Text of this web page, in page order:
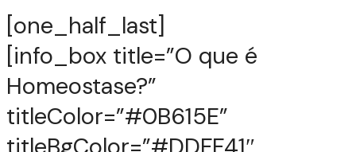
[one_half_last]
[info_box title=”O que é
Homeostase?”
titleColor=”#0B615E”